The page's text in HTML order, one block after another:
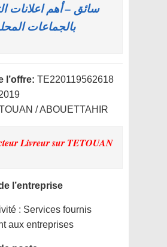
سائق – أهم اعلانات
بالجماعات
l’offre: TE220119562618
/ ABOUETTAHIR
Livreursur TETOUAN
l’entreprise
: Services fournis
aux entreprises